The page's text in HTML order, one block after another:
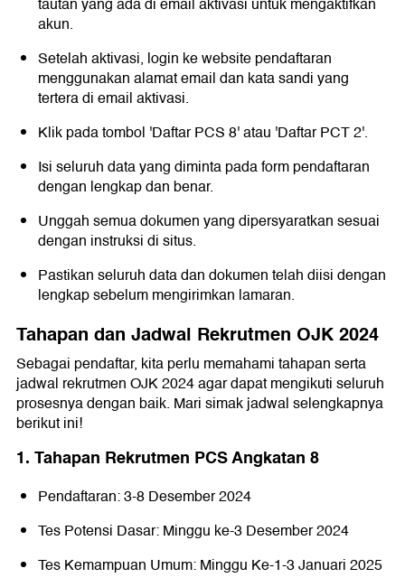
tautan yang ada di email aktivasi untuk mengaktifkan
akun.
Setelah aktivasi, login ke website pendaftaran
menggunakan alamat email dan kata sandi yang
tertera di email aktivasi.
Klik pada tombol 'Daftar PCS 8' atau 'Daftar PCT 2'.
Isi seluruh data yang diminta pada form pendaftaran
dengan lengkap dan benar.
Unggah semua dokumen yang dipersyaratkan sesuai
dengan instruksi di situs.
Pastikan seluruh data dan dokumen telah diisi dengan
lengkap sebelum mengirimkan lamaran.
Tahapan dan Jadwal Rekrutmen OJK 2024
Sebagai pendaftar, kita perlu memahami tahapan serta
jadwal rekrutmen OJK 2024 agar dapat mengikuti seluruh
prosesnya dengan baik. Mari simak jadwal selengkapnya
berikut ini!
1. Tahapan Rekrutmen PCS Angkatan 8
Pendaftaran: 3-8 Desember 2024
Tes Potensi Dasar: Minggu ke-3 Desember 2024
Tes Kemampuan Umum: Minggu Ke-1-3 Januari 2025